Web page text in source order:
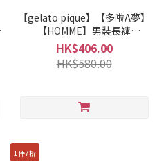
【gelato pique】【多啦A夢】
【HOMME】男裝長褲
PMFP261939
HK$406.00
HK$580.00
1件7折